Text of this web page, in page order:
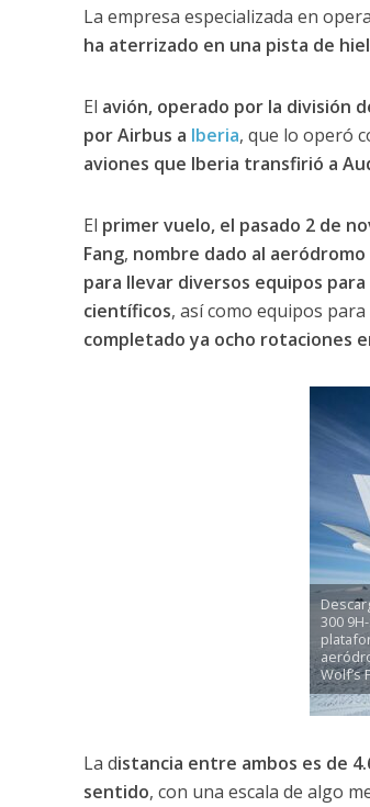
La empresa especializada en
ha aterrizado en una pista de
El avión, operado por la división
por Airbus a Iberia, que lo operó
aviones que Iberia transfirió a
El primer vuelo, el pasado 2 de
Fang, nombre dado al
para llevar diversos equipos
científicos, así como equipos
completado ya ocho rotaciones
300
Wolf’s
La distancia entre ambos es de
sentido, con una escala de algo